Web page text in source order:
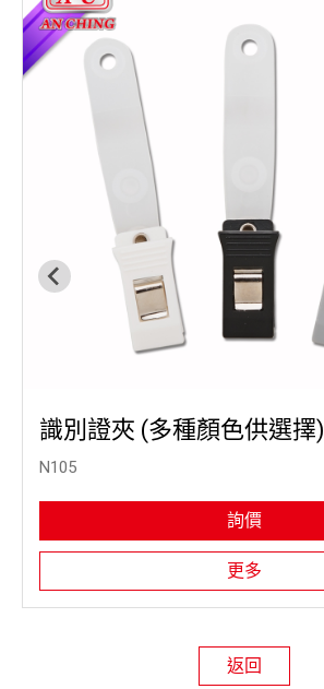
識別證夾 (多種顏色供選擇)
N105
詢價
更多
返回